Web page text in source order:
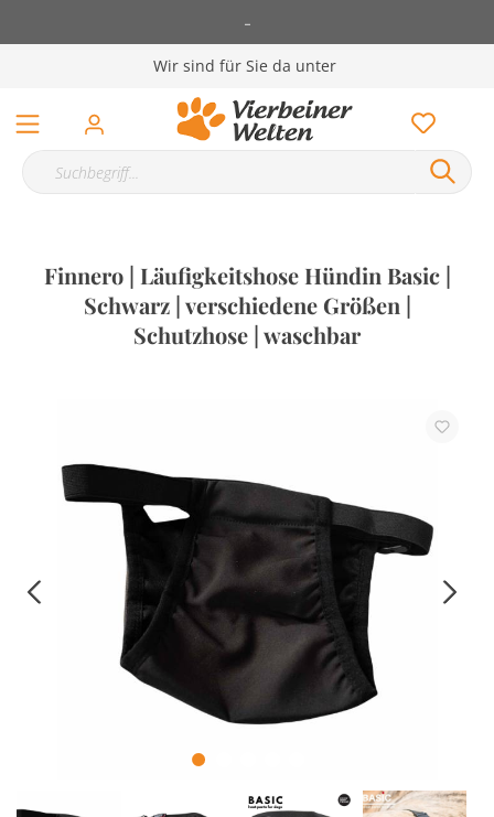
-
Wir sind für Sie da unter
Finnero | Läufigkeitshose Hündin Basic |
Schwarz | verschiedene Größen |
Schutzhose | waschbar